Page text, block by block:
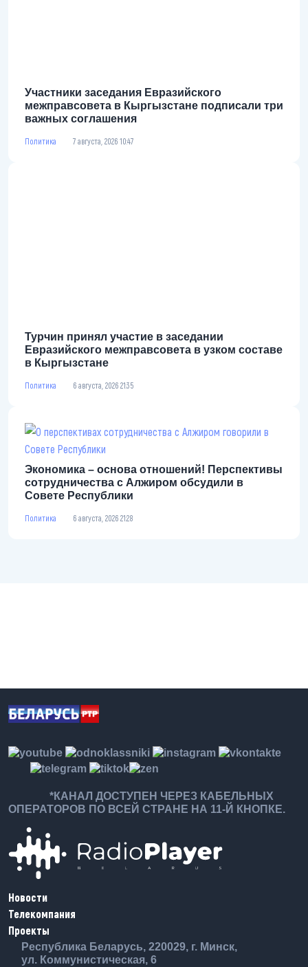
Участники заседания Евразийского
межправсовета в Кыргызстане подписали три
важных соглашения
Политика 7 августа, 2026 10:47
Турчин принял участие в заседании
Евразийского межправсовета в узком составе
в Кыргызстане
Политика 6 августа, 2026 21:35
Экономика – основа отношений! Перспективы
сотрудничества с Алжиром обсудили в Совете
Республики
Политика 6 августа, 2026 21:28
*КАНАЛ ДОСТУПЕН ЧЕРЕЗ КАБЕЛЬНЫХ
ОПЕРАТОРОВ ПО ВСЕЙ СТРАНЕ НА 11-Й КНОПКЕ.
Новости
Телекомпания
Проекты
Республика Беларусь, 220029, г. Минск,